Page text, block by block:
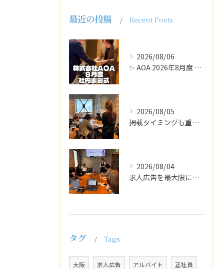
最近の投稿 Recent Posts
2026/08/06
✨ AOA 2026年8月度 表彰式レポート ✨
2026/08/05
掲載タイミングも重要で、業界動向や求職者の活動時期に合わせて...
2026/08/04
求人広告を最大限に活用するためには、ターゲット設定の精度を高...
タグ Tags
大阪 求人広告 アルバイト 正社員